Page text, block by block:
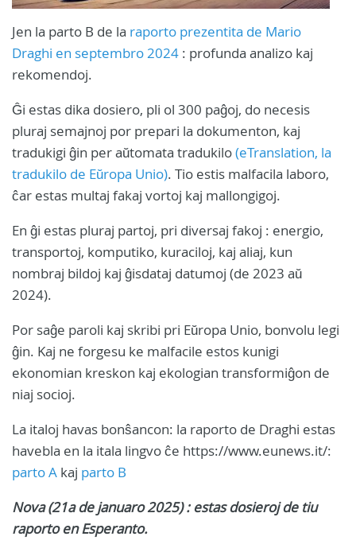
Jen la parto B de la raporto prezentita de Mario
Draghi en septembro 2024 : profunda analizo kaj
rekomendoj.
Ĝi estas dika dosiero, pli ol 300 paĝoj, do necesis
pluraj semajnoj por prepari la dokumenton, kaj
tradukigi ĝin per aŭtomata tradukilo(eTranslation, la
tradukilo de Eŭropa Unio). Tio estis malfacila laboro,
ĉar estas multaj fakaj vortoj kaj mallongigoj.
En ĝi estas pluraj partoj, pri diversaj fakoj : energio,
transportoj, komputiko, kuraciloj, kaj aliaj, kun
nombraj bildoj kaj ĝisdataj datumoj (de 2023 aŭ
2024).
Por saĝe paroli kaj skribi pri Eŭropa Unio, bonvolu legi
ĝin. Kaj ne forgesu ke malfacile estos kunigi
ekonomian kreskon kaj ekologian transformiĝon de
niaj socioj.
La italoj havas bonŝancon: la raporto de Draghi estas
havebla en la itala lingvo ĉe https://www.eunews.it/:
parto A kaj parto B
Nova (21a de januaro 2025) : estas dosieroj de tiu
raporto en Esperanto.